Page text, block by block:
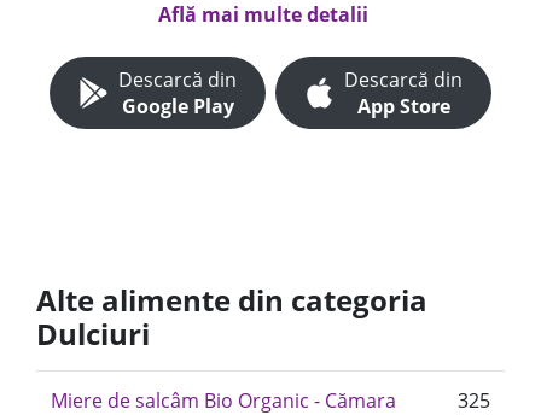
Află mai multe detalii
Descarcă din
Google Play
Descarcă din
App Store
Alte alimente din categoria
Dulciuri
Miere de salcâm Bio Organic - Cămara
325